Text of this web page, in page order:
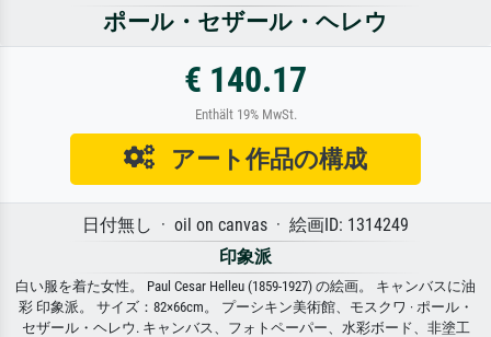
ポール・セザール・ヘレウ
€ 140.17
Enthält 19% MwSt.
アート作品の構成
日付無し · oil on canvas · 絵画ID: 1314249
印象派
白い服を着た女性。 Paul Cesar Helleu (1859-1927) の絵画。 キャンバスに油
彩 印象派。 サイズ：82×66cm。 プーシキン美術館、モスクワ · ポール・
セザール・ヘレウ. キャンバス、フォトペーパー、水彩ボード、非塗工